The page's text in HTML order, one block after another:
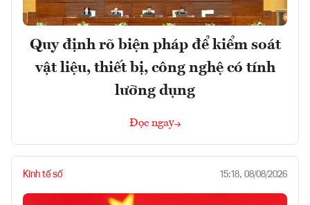
Quy định rõ biện pháp để kiểm soát
vật liệu, thiết bị, công nghệ có tính
lưỡng dụng
Đọc ngay
Kinh tế số 15:18, 08/08/2026